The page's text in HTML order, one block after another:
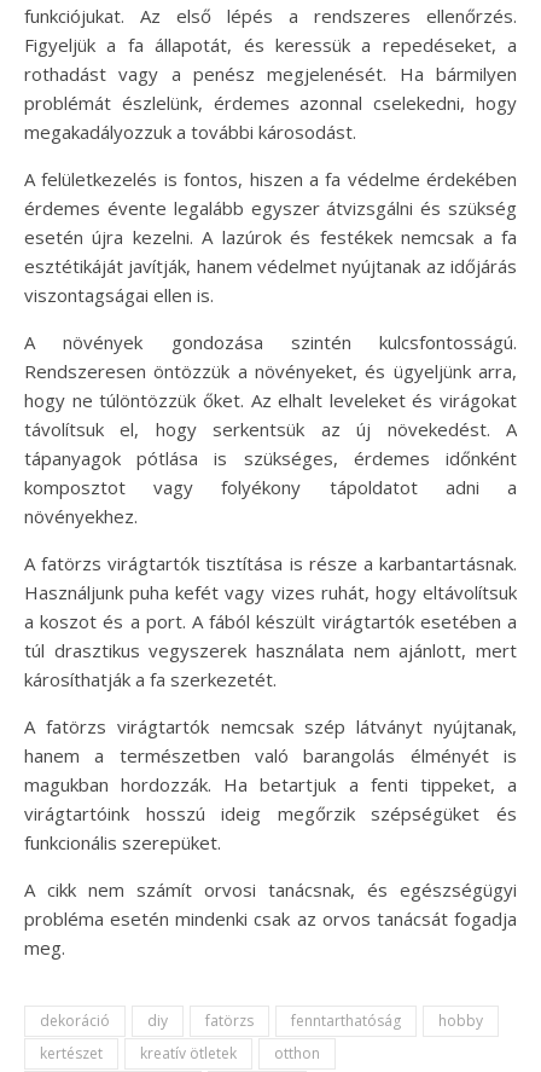
funkciójukat. Az első lépés a rendszeres ellenőrzés.
Figyeljük a fa állapotát, és keressük a repedéseket, a
rothadást vagy a penész megjelenését. Ha bármilyen
problémát észlelünk, érdemes azonnal cselekedni, hogy
megakadályozzuk a további károsodást.
A felületkezelés is fontos, hiszen a fa védelme érdekében
érdemes évente legalább egyszer átvizsgálni és szükség
esetén újra kezelni. A lazúrok és festékek nemcsak a fa
esztétikáját javítják, hanem védelmet nyújtanak az időjárás
viszontagságai ellen is.
A növények gondozása szintén kulcsfontosságú.
Rendszeresen öntözzük a növényeket, és ügyeljünk arra,
hogy ne túlöntözzük őket. Az elhalt leveleket és virágokat
távolítsuk el, hogy serkentsük az új növekedést. A
tápanyagok pótlása is szükséges, érdemes időnként
komposztot vagy folyékony tápoldatot adni a
növényekhez.
A fatörzs virágtartók tisztítása is része a karbantartásnak.
Használjunk puha kefét vagy vizes ruhát, hogy eltávolítsuk
a koszot és a port. A fából készült virágtartók esetében a
túl drasztikus vegyszerek használata nem ajánlott, mert
károsíthatják a fa szerkezetét.
A fatörzs virágtartók nemcsak szép látványt nyújtanak,
hanem a természetben való barangolás élményét is
magukban hordozzák. Ha betartjuk a fenti tippeket, a
virágtartóink hosszú ideig megőrzik szépségüket és
funkcionális szerepüket.
A cikk nem számít orvosi tanácsnak, és egészségügyi
probléma esetén mindenki csak az orvos tanácsát fogadja
meg.
dekoráció diy fatörzs fenntarthatóság
hobby
kertészet
kreatív ötletek otthon